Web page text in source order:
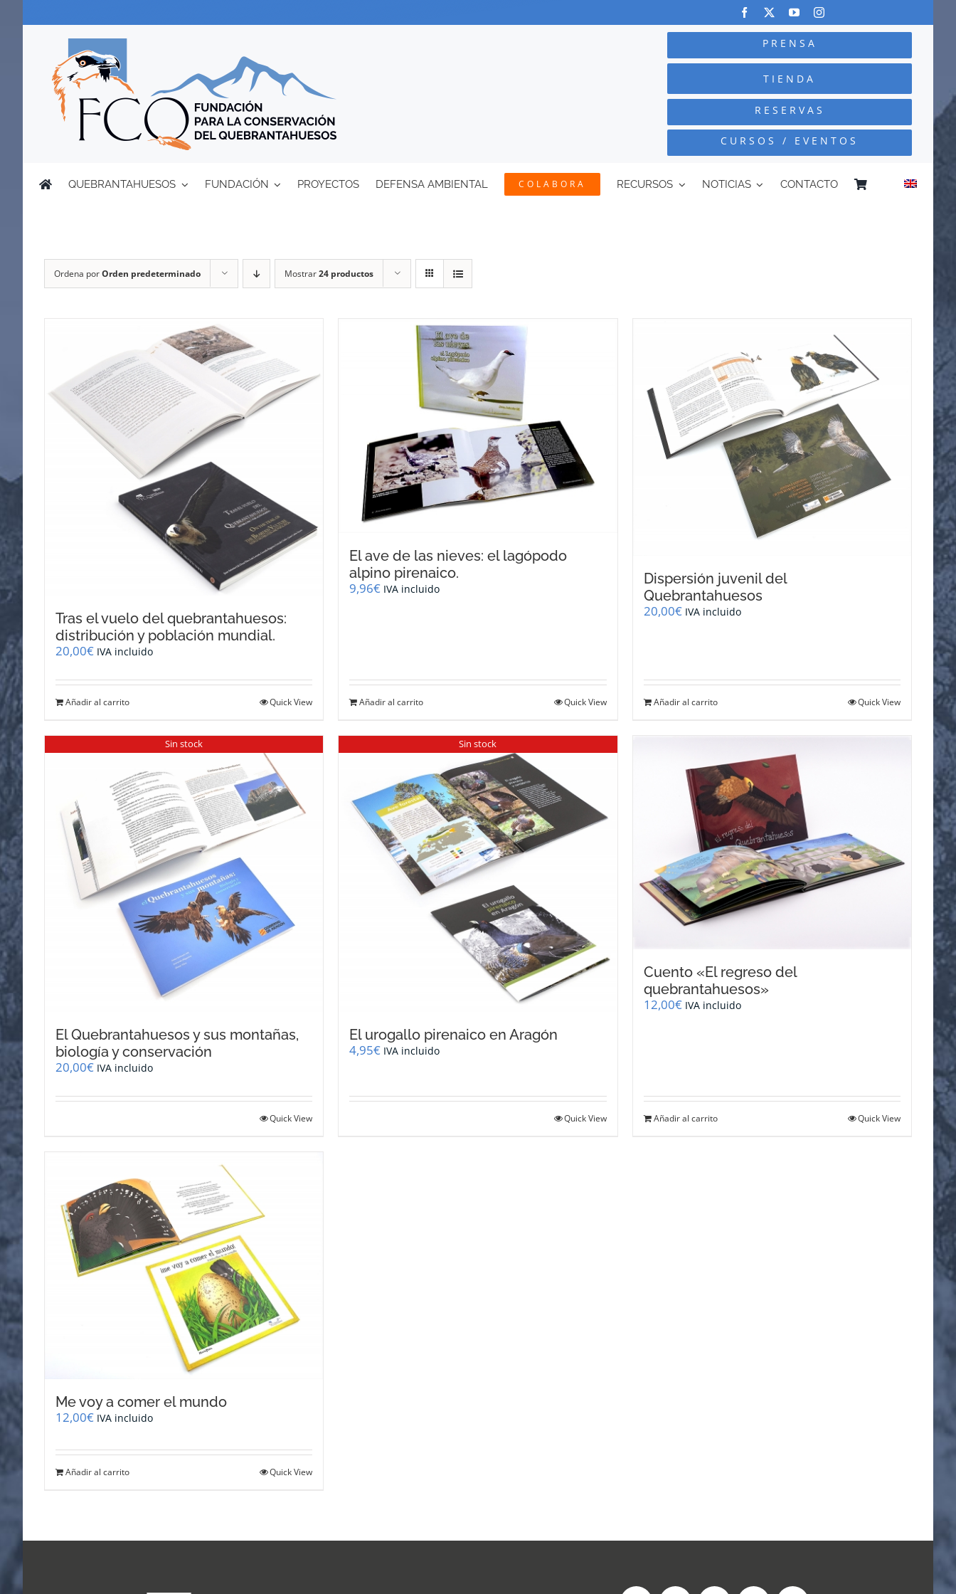
PRENSA
TIENDA
RESERVAS
CURSOS / EVENTOS
QUEBRANTAHUESOS FUNDACIÓN PROYECTOS DEFENSA AMBIENTAL COLABORA RECURSOS NOTICIAS CONTACTO
Ordena porOrden predeterminado Mostrar24 productos
Tras el vuelo del quebrantahuesos:
distribución y población mundial.
20,00€ IVA incluido
Añadir al carrito Quick View
El ave de las nieves: el lagópodo
alpino pirenaico.
9,96€ IVA incluido
Añadir al carrito Quick View
Dispersión juvenil del
Quebrantahuesos
20,00€ IVA incluido
Añadir al carrito Quick View
Sin stock
El Quebrantahuesos y sus montañas,
biología y conservación
20,00€ IVA incluido
Quick View
Sin stock
El urogallo pirenaico en Aragón
4,95€ IVA incluido
Quick View
Cuento «El regreso del
quebrantahuesos»
12,00€ IVA incluido
Añadir al carrito Quick View
Me voy a comer el mundo
12,00€ IVA incluido
Añadir al carrito Quick View